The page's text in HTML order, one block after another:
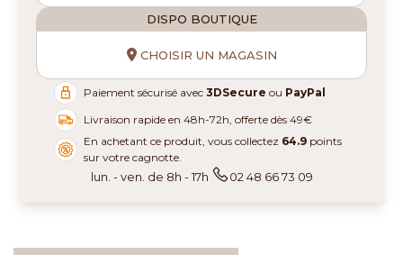
DISPO BOUTIQUE
CHOISIR UN MAGASIN
Paiement sécurisé avec3DSecure ou PayPal
Livraison rapide en 48h-72h, offerte dès 49€
En achetant ce produit, vous collectez 64.9 points
sur votre cagnotte.
lun. - ven. de 8h - 17h 02 48 66 73 09